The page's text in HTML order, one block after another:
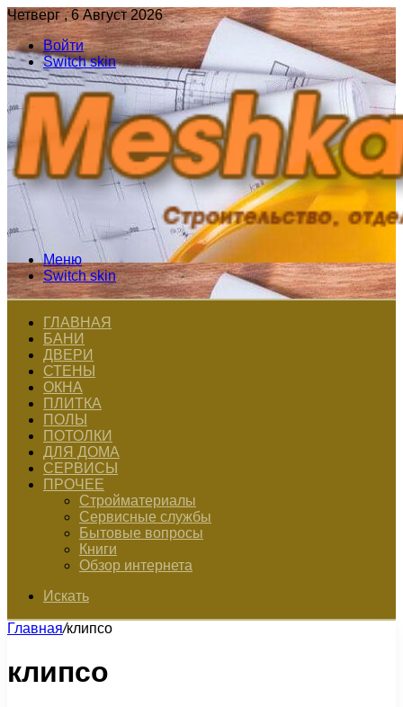
Четверг , 6 Август 2026
Войти
Switch skin
Меню
Switch skin
ГЛАВНАЯ
БАНИ
ДВЕРИ
СТЕНЫ
ОКНА
ПЛИТКА
ПОЛЫ
ПОТОЛКИ
ДЛЯ ДОМА
СЕРВИСЫ
ПРОЧЕЕ
Стройматериалы
Сервисные службы
Бытовые вопросы
Книги
Обзор интернета
Искать
Главная/клипсо
клипсо